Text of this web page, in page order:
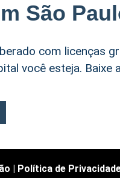
São
com licenças
você esteja. Baixe
| Política de